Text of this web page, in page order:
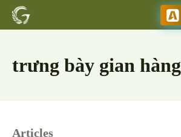
trưng bày gian hàng
Articles